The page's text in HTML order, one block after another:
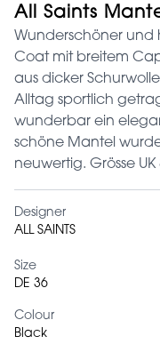
All Saints
Wunderschöner und
Coat mit breitem
aus dicker
Alltag sportlich
wunderbar ein
schöne Mantel
neuwertig. Grösse
Designer
ALL SAINTS
Size
DE 36
Colour
Black